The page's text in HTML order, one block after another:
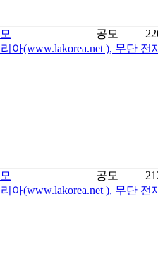
공모
(www.lakorea.net ), 무단 전
공모
(www.lakorea.net ), 무단 전